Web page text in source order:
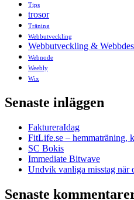
Tips
trosor
Träning
Webbutveckling
Webbutveckling &
Webnode
Weebly
Wix
Senaste inläggen
FaktureraIdag
FitLife.se – hemmaträning,
SC Bokis
Immediate Bitwave
Undvik vanliga misstag när
Senaste